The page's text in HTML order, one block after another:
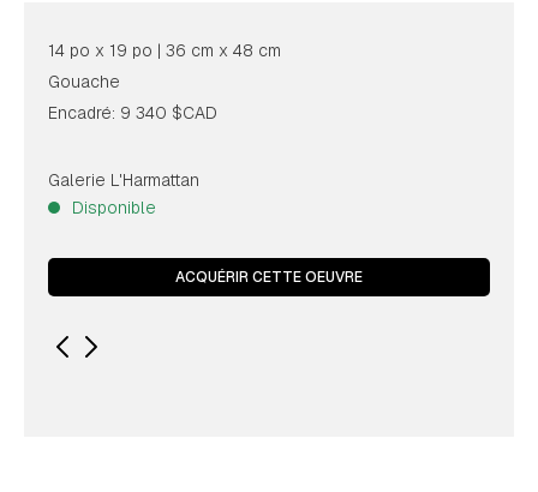
14 po x 19 po | 36 cm x 48 cm
Gouache
Encadré: 9 340 $CAD
Galerie L'Harmattan
Disponible
ACQUÉRIR CETTE OEUVRE